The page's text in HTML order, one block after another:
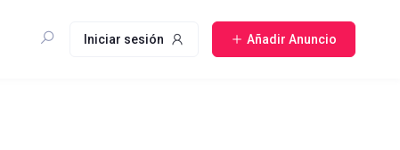
Iniciar sesión Añadir Anuncio